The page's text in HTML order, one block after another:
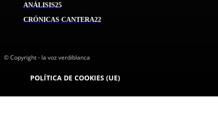
ANÁLISIS25
CRÓNICAS CANTERA22
© Copyright - la voz verdiblanca
POLÍTICA DE COOKIES (UE)